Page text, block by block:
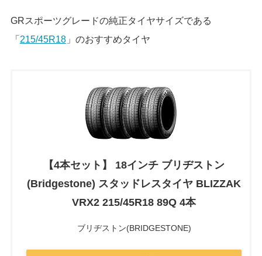
GRスポーツグレードの純正タイヤサイズである
「 215/45R18」のおすすめタイヤ
【4本セット】 18インチ ブリヂストン
(Bridgestone) スタッドレスタイヤ BLIZZAK
VRX2 215/45R18 89Q 4本
ブリヂストン(BRIDGESTONE)